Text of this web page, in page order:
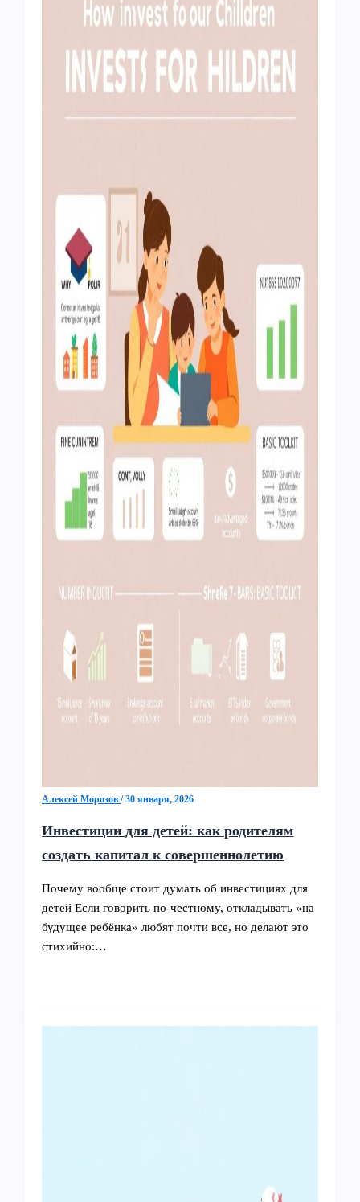
Алексей Морозов/30 января, 2026
Инвестиции для детей: как родителям
создать капитал к совершеннолетию
Почему вообще стоит думать об инвестициях для
детей Если говорить по‑честному, откладывать «на
будущее ребёнка» любят почти все, но делают это
стихийно:…